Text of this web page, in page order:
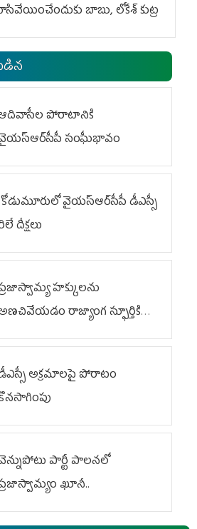
బాబు, లోకేశ్ కుట్ర
పోరాటానికి
సంఘీభావం
కోడుమూరులో వైయ‌స్ఆర్‌సీపీ డీఎస్సీ
దీక్షలు
హక్కులను
రాజ్యాంగ స్ఫూర్తికి
అక్రమాలపై పోరాటం
పార్టీ పాలనలో
ఖూనీ..